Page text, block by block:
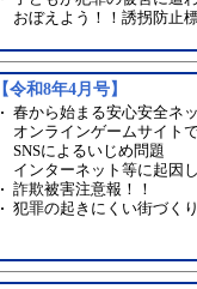
おぼえよう！！誘拐防止
【令和8年4月号】
春から始まる安心安全ネ
オンラインゲームサイト
SNSによるいじめ問題
インターネット等に起因
詐欺被害注意報！！
犯罪の起きにくい街づく